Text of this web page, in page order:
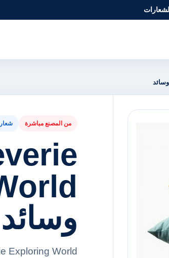
من المصنع مباشرة
وسائد